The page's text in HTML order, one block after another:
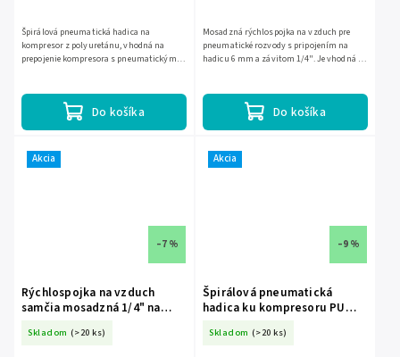
Do košíka
Špirálová pneumatická hadica na
kompresor z polyuretánu, vhodná na
prepojenie kompresora s pneumatickým
Do košíka
Mosadzná rýchlospojka na vzduch pre
pneumatické rozvody s pripojením na
hadicu 6 mm a závitom 1/4". Je vhodná do
Akcia
–7 %
Rýchlospojka na vzduch
samčia mosadzná 1/4" na
Skladom (>20 ks)
Akcia
–9 %
Špirálová pneumatická
hadica ku kompresoru PU
rýchlospojkou 1/4" DED-
Skladom (>20 ks)